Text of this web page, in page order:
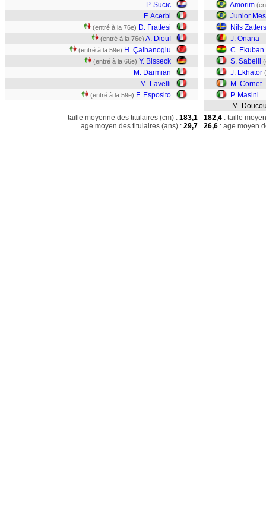
P. Sucic
F. Acerbi
(entré à la 76e) D. Frattesi
(entré à la 76e) A. Diouf
(entré à la 59e) H. Çalhanoglu
(entré à la 66e) Y. Bisseck
M. Darmian
M. Lavelli
(entré à la 59e) F. Esposito
Amorim
Junior
Nils
J. Onana
C. Ekuban
S. Sabelli
J. Ekhator
M. Cornet
P. Masini
M.
taille moyenne des titulaires (cm) : 183,1
age moyen des titulaires (ans) : 29,7
182,4 : taille
26,6 : age moyen